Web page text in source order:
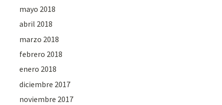
mayo 2018
abril 2018
marzo 2018
febrero 2018
enero 2018
diciembre 2017
noviembre 2017